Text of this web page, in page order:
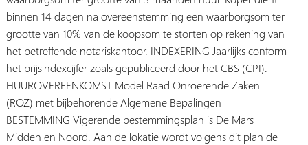
binnen 14 dagen na overeenstemming een waarborgsom ter
grootte van 10% van de koopsom te storten op rekening van
het betreffende notariskantoor. INDEXERING Jaarlijks conform
het prijsindexcijfer zoals gepubliceerd door het CBS (CPI).
HUUROVEREENKOMST Model Raad Onroerende Zaken
(ROZ) met bijbehorende Algemene Bepalingen
BESTEMMING Vigerende bestemmingsplan is De Mars
Midden en Noord. Aan de lokatie wordt volgens dit plan de